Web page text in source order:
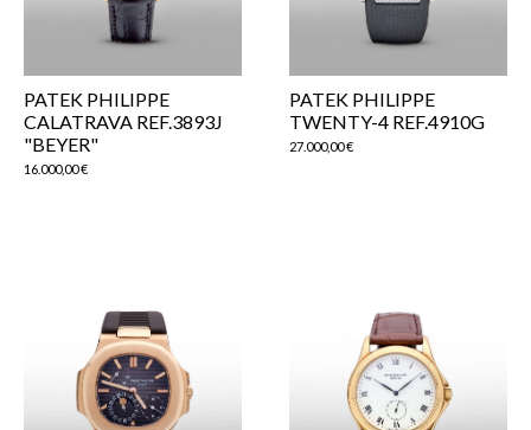
PATEK PHILIPPE
CALATRAVA REF.3893J
"BEYER"
16.000,00€
PATEK PHILIPPE
TWENTY-4 REF.4910G
27.000,00€